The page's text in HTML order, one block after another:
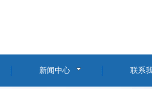
新闻中心 联系